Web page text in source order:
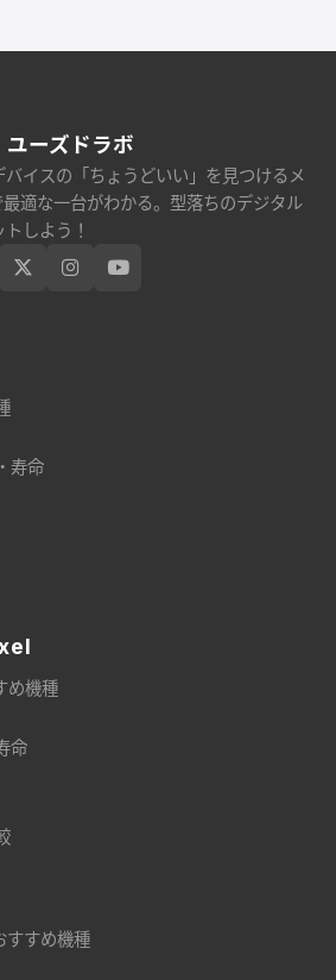
ユーズドラボ
イスの「ちょうどいい」を見つけるメ
適な一台がわかる。型落ちのデジタル
しよう！
寿命
め機種
命
すすめ機種